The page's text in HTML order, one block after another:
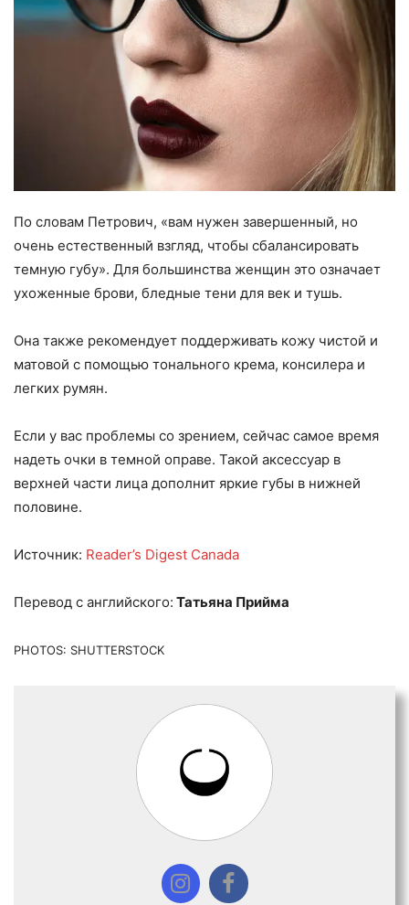
По словам Петрович, «вам нужен завершенный, но
очень естественный взгляд, чтобы сбалансировать
темную губу». Для большинства женщин это означает
ухоженные брови, бледные тени для век и тушь.
Она также рекомендует поддерживать кожу чистой и
матовой с помощью тонального крема, консилера и
легких румян.
Если у вас проблемы со зрением, сейчас самое время
надеть очки в темной оправе. Такой аксессуар в
верхней части лица дополнит яркие губы в нижней
половине.
Источник: Reader’s Digest Canada
Перевод с английского: Татьяна Прийма
PHOTOS: SHUTTERSTOCK